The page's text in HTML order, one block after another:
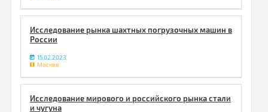
Исследование рынка шахтных погрузочных машин в
России
15.02.2023
Москва
Исследование мирового и российского рынка стали
и чугуна